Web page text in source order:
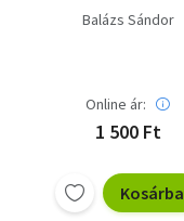
Balázs Sándor
Online ár:
1 500 Ft
Kosárba